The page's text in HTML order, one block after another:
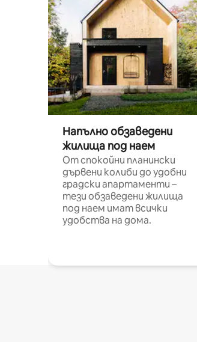
Напълно обзаведени
жилища под наем
От спокойни планински
дървени колиби до удобни
градски апартаменти –
тези обзаведени жилища
под наем имат всички
удобства на дома.